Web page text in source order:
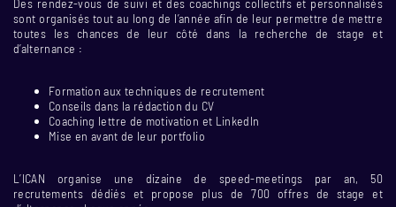
Des rendez-vous de suivi et des coachings collectifs et personnalisés
sont organisés tout au long de l’année afin de leur permettre de mettre
toutes les chances de leur côté dans la recherche de stage et
d’alternance :
Formation aux techniques de recrutement
Conseils dans la rédaction du CV
Coaching lettre de motivation et LinkedIn
Mise en avant de leur portfolio
L’ICAN organise une dizaine de speed-meetings par an, 50
recrutements dédiés et propose plus de 700 offres de stage et